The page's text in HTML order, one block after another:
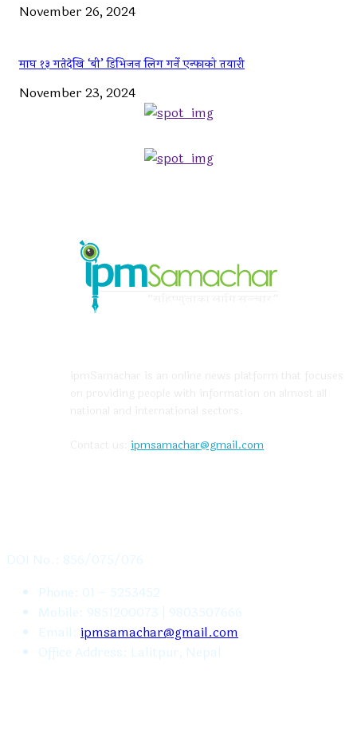
November 26, 2024
माघ १३ गतेदेखि ‘बी’ डिभिजन लिग गर्ने एन्फाको तयारी
November 23, 2024
ipmsamachar@gmail.com
DOI No.: 856/075/076
Phone: 01 – 5253452
Mobile: 9851200073 | 9803507666
Email: ipmsamachar@gmail.com
Office Address: Lalitpur, Nepal